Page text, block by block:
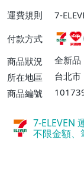
運費規則
7-
或消
不付
運費
費】
付款方式
商品狀況
全新品
所在地區
台北市
商品編號
7-ELEVEN
不限金額、